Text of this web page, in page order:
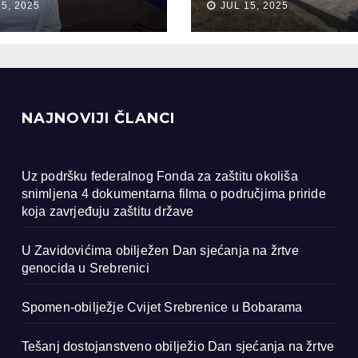
u
2025 JUL 15, 2025
NAJNOVIJI ČLANCI
Uz podršku federalnog Fonda za zaštitu okoliša
snimljena 4 dokumentarna filma o područjima priride
koja zavrjeđuju zaštitu države
U Zavidovićima obilježen Dan sjećanja na žrtve
genocida u Srebrenici
Spomen-obilježje Cvijet Srebrenice u Bobarama
Tešanj dostojanstveno obilježio Dan sjećanja na žrtve